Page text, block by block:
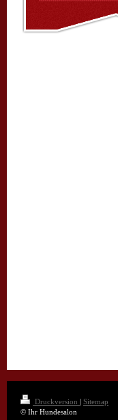
Druckversion | Sitemap
© Ihr Hundesalon